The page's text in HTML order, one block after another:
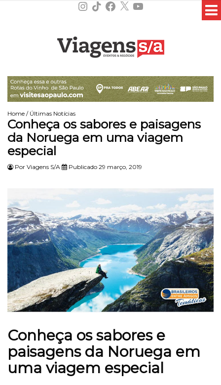
Instagram
TikTokFacebook
X YouTube
Home / Últimas Notícias
Conheça os sabores e paisagens
da Noruega em uma viagem
especial
Por Viagens S/A Publicado 29 março, 2019
Conheça os sabores e
paisagens da Noruega em
uma viagem especial